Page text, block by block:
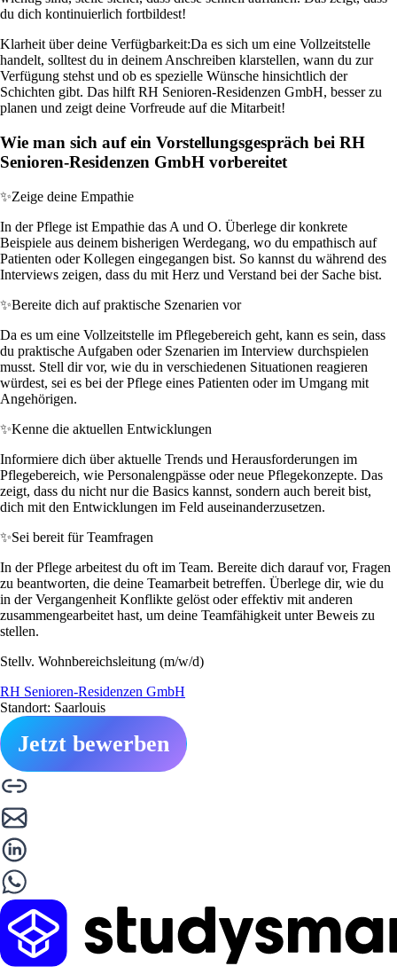
du dich kontinuierlich fortbildest!
Klarheit über deine Verfügbarkeit:Da es sich um eine Vollzeitstelle
handelt, solltest du in deinem Anschreiben klarstellen, wann du zur
Verfügung stehst und ob es spezielle Wünsche hinsichtlich der
Schichten gibt. Das hilft RH Senioren-Residenzen GmbH, besser zu
planen und zeigt deine Vorfreude auf die Mitarbeit!
Wie man sich auf ein Vorstellungsgespräch bei RH
Senioren-Residenzen GmbH vorbereitet
✨Zeige deine Empathie
In der Pflege ist Empathie das A und O. Überlege dir konkrete
Beispiele aus deinem bisherigen Werdegang, wo du empathisch auf
Patienten oder Kollegen eingegangen bist. So kannst du während des
Interviews zeigen, dass du mit Herz und Verstand bei der Sache bist.
✨Bereite dich auf praktische Szenarien vor
Da es um eine Vollzeitstelle im Pflegebereich geht, kann es sein, dass
du praktische Aufgaben oder Szenarien im Interview durchspielen
musst. Stell dir vor, wie du in verschiedenen Situationen reagieren
würdest, sei es bei der Pflege eines Patienten oder im Umgang mit
Angehörigen.
✨Kenne die aktuellen Entwicklungen
Informiere dich über aktuelle Trends und Herausforderungen im
Pflegebereich, wie Personalengpässe oder neue Pflegekonzepte. Das
zeigt, dass du nicht nur die Basics kannst, sondern auch bereit bist,
dich mit den Entwicklungen im Feld auseinanderzusetzen.
✨Sei bereit für Teamfragen
In der Pflege arbeitest du oft im Team. Bereite dich darauf vor, Fragen
zu beantworten, die deine Teamarbeit betreffen. Überlege dir, wie du
in der Vergangenheit Konflikte gelöst oder effektiv mit anderen
zusammengearbeitet hast, um deine Teamfähigkeit unter Beweis zu
stellen.
Stellv. Wohnbereichsleitung (m/w/d)
RH Senioren-Residenzen GmbH
Standort: Saarlouis
Jetzt bewerben